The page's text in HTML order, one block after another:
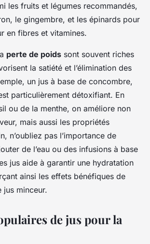
les fruits et légumes recommandés,
le gingembre, et les épinards pour
en fibres et vitamines.
perte de poids sont souvent riches
la satiété et l’élimination des
un jus à base de concombre,
particulièrement détoxifiant. En
ou de la menthe, on améliore non
mais aussi les propriétés
n’oubliez pas l’importance de
de l’eau ou des infusions à base
jus aide à garantir une hydratation
ainsi les effets bénéfiques de
jus minceur.
de jus pour la